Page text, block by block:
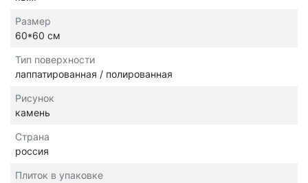
Размер
60*60 см
Тип поверхности
лаппатированная / полированная
Рисунок
камень
Страна
россия
Плиток в упаковке